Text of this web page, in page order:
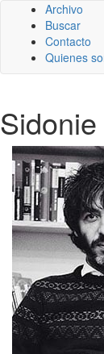
Archivo
Buscar
Contacto
Quienes